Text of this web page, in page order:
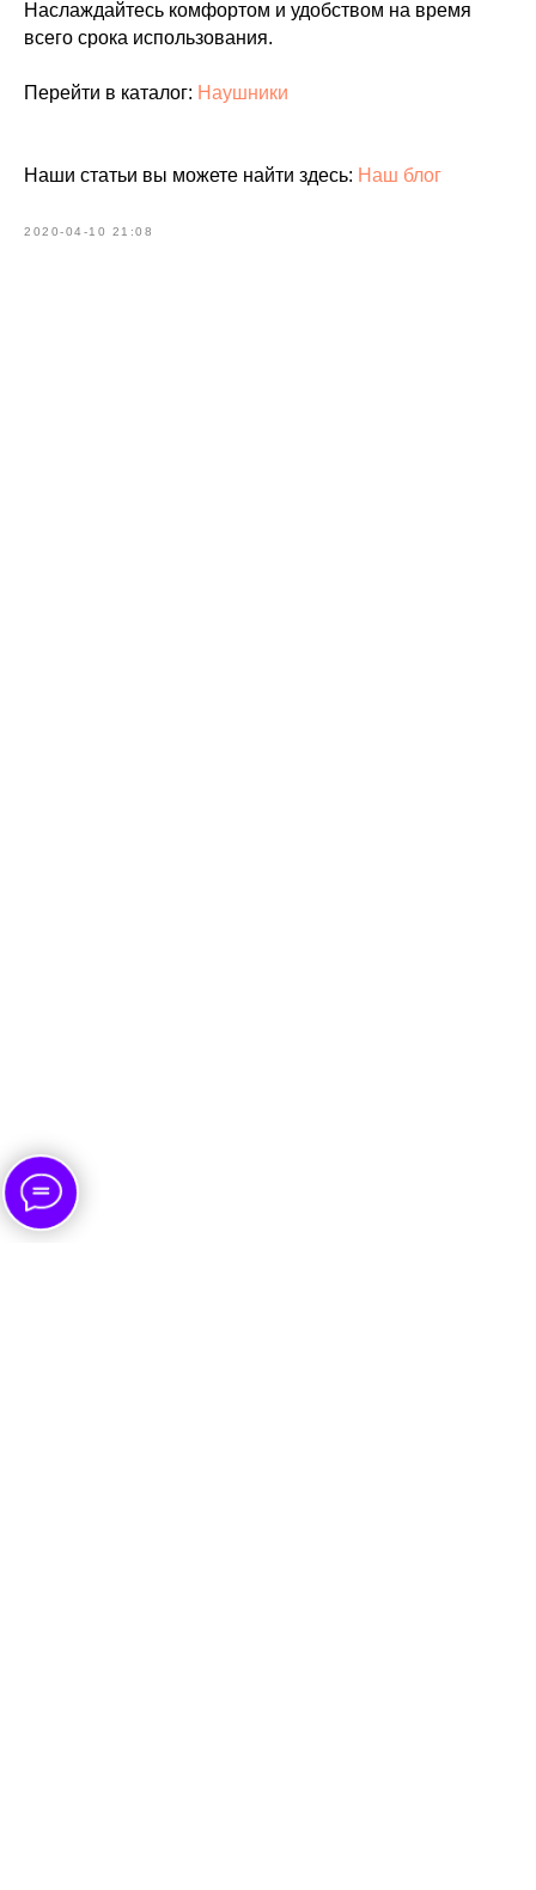
Наслаждайтесь комфортом и удобством на время
всего срока использования.
Перейти в каталог: Наушники
Наши статьи вы можете найти здесь: Наш блог
2020-04-10 21:08